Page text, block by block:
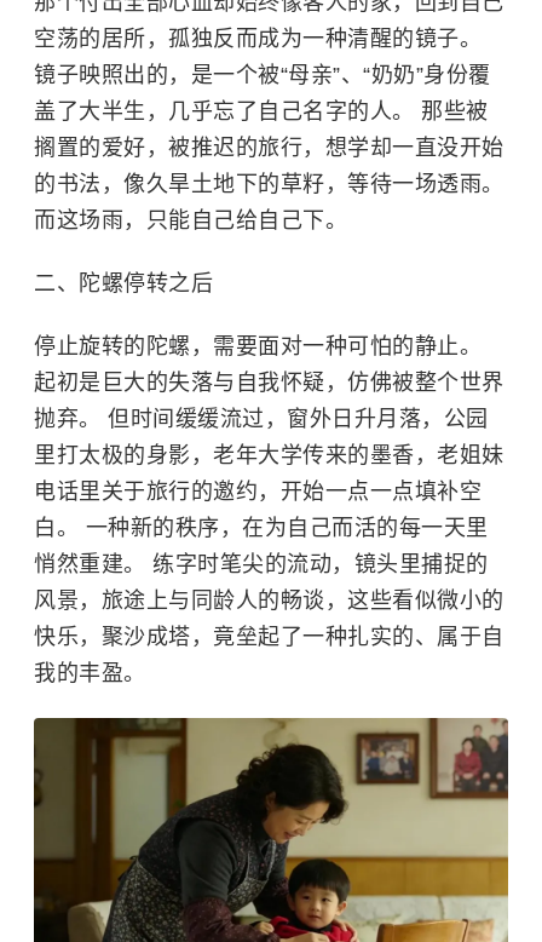
空荡的居所，孤独反而成为一种清醒的镜子。
镜子映照出的，是一个被“母亲”、“奶奶”身份覆
盖了大半生，几乎忘了自己名字的人。 那些被
搁置的爱好，被推迟的旅行，想学却一直没开始
的书法，像久旱土地下的草籽，等待一场透雨。
而这场雨，只能自己给自己下。
二、陀螺停转之后
停止旋转的陀螺，需要面对一种可怕的静止。
起初是巨大的失落与自我怀疑，仿佛被整个世界
抛弃。 但时间缓缓流过，窗外日升月落，公园
里打太极的身影，老年大学传来的墨香，老姐妹
电话里关于旅行的邀约，开始一点一点填补空
白。 一种新的秩序，在为自己而活的每一天里
悄然重建。 练字时笔尖的流动，镜头里捕捉的
风景，旅途上与同龄人的畅谈，这些看似微小的
快乐，聚沙成塔，竟垒起了一种扎实的、属于自
我的丰盈。